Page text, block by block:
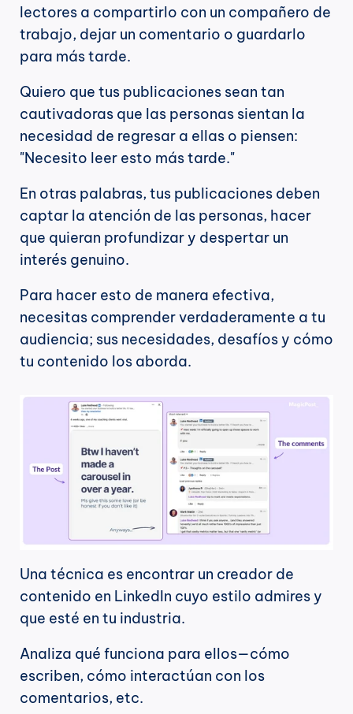
lectores a compartirlo con un compañero de
trabajo, dejar un comentario o guardarlo
para más tarde.
Quiero que tus publicaciones sean tan
cautivadoras que las personas sientan la
necesidad de regresar a ellas o piensen:
"Necesito leer esto más tarde."
En otras palabras, tus publicaciones deben
captar la atención de las personas, hacer
que quieran profundizar y despertar un
interés genuino.
Para hacer esto de manera efectiva,
necesitas comprender verdaderamente a tu
audiencia; sus necesidades, desafíos y cómo
tu contenido los aborda.
Una técnica es encontrar un creador de
contenido en LinkedIn cuyo estilo admires y
que esté en tu industria.
Analiza qué funciona para ellos—cómo
escriben, cómo interactúan con los
comentarios, etc.